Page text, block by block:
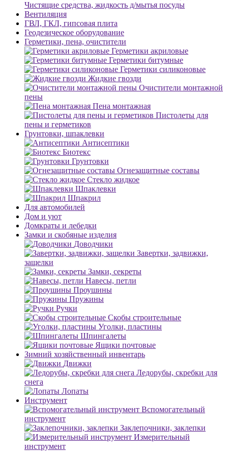
Чистящие средства, жидкость д/мытья посуды
Вентиляция
ГВЛ, ГКЛ, гипсовая плита
Геодезическое оборудование
Герметики, пена, очистители
Герметики акриловые
Герметики битумные
Герметики силиконовые
Жидкие гвозди
Очистители монтажной
пены
Пена монтажная
Пистолеты для
пены и герметиков
Грунтовки, шпаклевки
Антисептики
Биотекс
Грунтовки
Огнезащитные составы
Стекло жидкое
Шпаклевки
Шпакрил
Для автомобилей
Дом и уют
Домкраты и лебедки
Замки и скобяные изделия
Доводчики
Завертки, задвижки,
защелки
Замки, секреты
Навесы, петли
Проушины
Пружины
Ручки
Скобы строительные
Уголки, пластины
Шпингалеты
Ящики почтовые
Зимний хозяйственный инвентарь
Движки
Ледорубы, скребки для
снега
Лопаты
Инструмент
Вспомогательный
инструмент
Заклепочники, заклепки
Измерительный
инструмент